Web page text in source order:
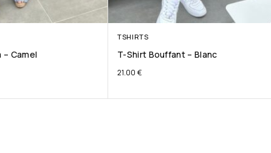
– Camel
TSHIRTS
T-Shirt Bouffant – Blanc
21.00 €